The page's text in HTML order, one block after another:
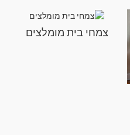
צמחי בית מומלצים